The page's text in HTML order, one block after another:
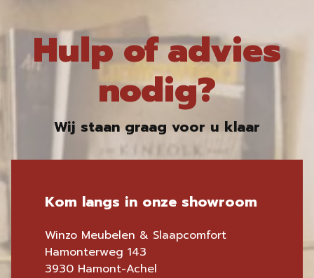
Hulp of advies
nodig?
Wij staan graag voor u klaar
Kom langs in onze showroom
Winzo Meubelen & Slaapcomfort
Hamonterweg 143
3930 Hamont-Achel